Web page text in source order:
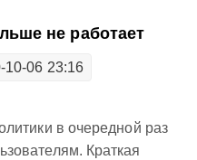
не работает
10-06 23:16
в очередной раз
Краткая